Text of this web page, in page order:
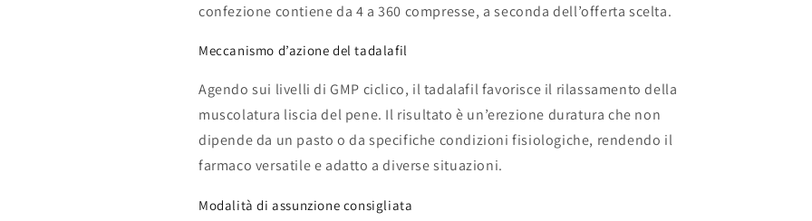
confezione contiene da 4 a 360 compresse, a seconda dell’offerta scelta.
Meccanismo d’azione del tadalafil
Agendo sui livelli di GMP ciclico, il tadalafil favorisce il rilassamento della
muscolatura liscia del pene. Il risultato è un’erezione duratura che non
dipende da un pasto o da specifiche condizioni fisiologiche, rendendo il
farmaco versatile e adatto a diverse situazioni.
Modalità di assunzione consigliata